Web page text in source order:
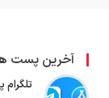
آخرین پست